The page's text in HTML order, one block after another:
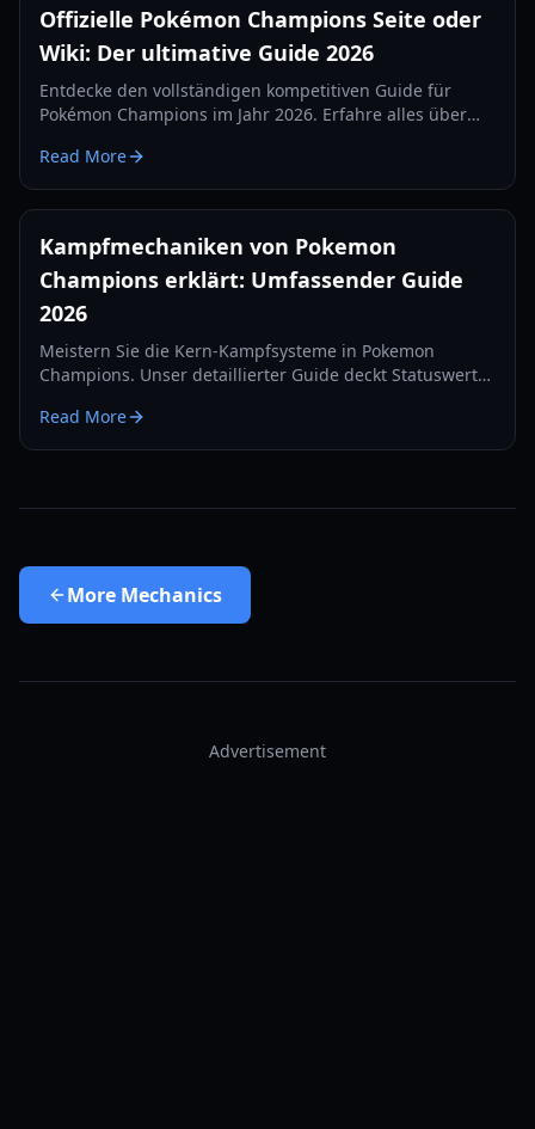
Offizielle Pokémon Champions Seite oder
Wiki: Der ultimative Guide 2026
Entdecke den vollständigen kompetitiven Guide für
Pokémon Champions im Jahr 2026. Erfahre alles über
Nerfs und Ranglisten-Belohnungen.
Read More
Kampfmechaniken von Pokemon
Champions erklärt: Umfassender Guide
2026
Meistern Sie die Kern-Kampfsysteme in Pokemon
Champions. Unser detaillierter Guide deckt Statuswerte,
neuen Rekrutierungsmechaniken für 2026 ab.
Read More
More Mechanics
Advertisement